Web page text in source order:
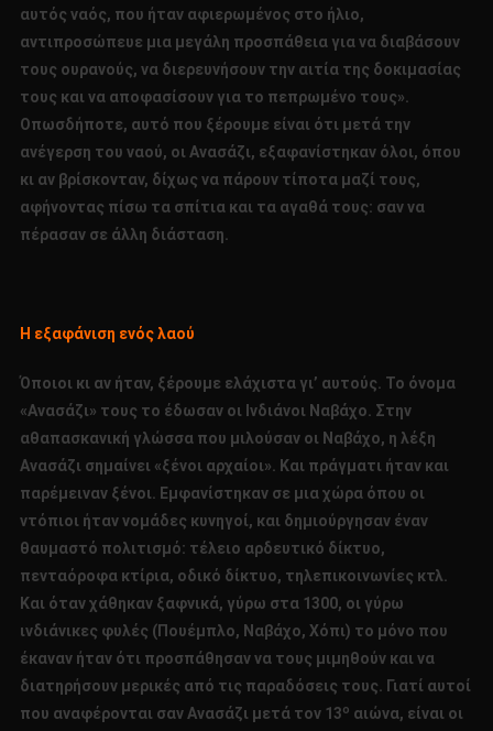
αυτός ναός, που ήταν αφιερωμένος στο ήλιο,
αντιπροσώπευε μια μεγάλη προσπάθεια για να διαβάσουν
τους ουρανούς, να διερευνήσουν την αιτία της δοκιμασίας
τους και να αποφασίσουν για το πεπρωμένο τους».
Οπωσδήποτε, αυτό που ξέρουμε είναι ότι μετά την
ανέγερση του ναού, οι Ανασάζι, εξαφανίστηκαν όλοι, όπου
κι αν βρίσκονταν, δίχως να πάρουν τίποτα μαζί τους,
αφήνοντας πίσω τα σπίτια και τα αγαθά τους: σαν να
πέρασαν σε άλλη διάσταση.
Η εξαφάνιση ενός λαού
Όποιοι κι αν ήταν, ξέρουμε ελάχιστα γι’ αυτούς. Το όνομα
«Ανασάζι» τους το έδωσαν οι Ινδιάνοι Ναβάχο. Στην
αθαπασκανική γλώσσα που μιλούσαν οι Ναβάχο, η λέξη
Ανασάζι σημαίνει «ξένοι αρχαίοι». Και πράγματι ήταν και
παρέμειναν ξένοι. Εμφανίστηκαν σε μια χώρα όπου οι
ντόπιοι ήταν νομάδες κυνηγοί, και δημιούργησαν έναν
θαυμαστό πολιτισμό: τέλειο αρδευτικό δίκτυο,
πενταόροφα κτίρια, οδικό δίκτυο, τηλεπικοινωνίες κτλ.
Και όταν χάθηκαν ξαφνικά, γύρω στα 1300, οι γύρω
ινδιάνικες φυλές (Πουέμπλο, Ναβάχο, Χόπι) το μόνο που
έκαναν ήταν ότι προσπάθησαν να τους μιμηθούν και να
διατηρήσουν μερικές από τις παραδόσεις τους. Γιατί αυτοί
που αναφέρονται σαν Ανασάζι μετά τον 13ο αιώνα, είναι οι